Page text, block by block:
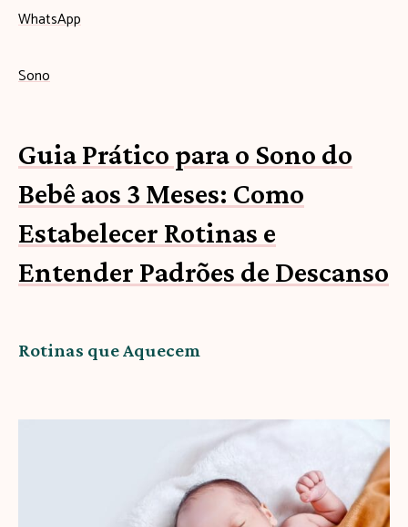
WhatsApp
Sono
Guia Prático para o Sono do
Bebê aos 3 Meses: Como
Estabelecer Rotinas e
Entender Padrões de Descanso
Rotinas que Aquecem